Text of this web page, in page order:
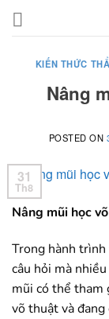
Skip
KIẾN THỨC
Nâng
POSTED ON
31
Th8
Nâng mũi học
Trong hành
câu hỏi mà
mũi có thể tham
võ thuật và đang